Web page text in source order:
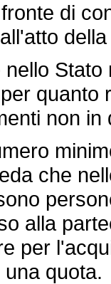
di
quanto
non
che
alla
per
quota.